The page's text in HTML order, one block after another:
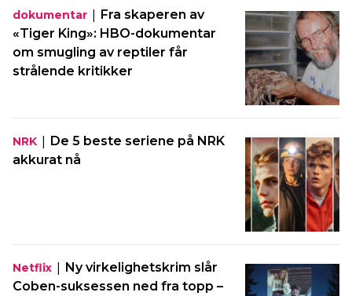
dokumentar | Fra skaperen av
«Tiger King»: HBO-dokumentar
om smugling av reptiler får
strålende kritikker
NRK | De 5 beste seriene på NRK
akkurat nå
Netflix | Ny virkelighetskrim slår
Coben-suksessen ned fra topp –